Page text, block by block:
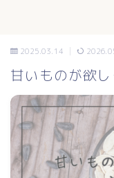
2025.03.14
甘いものが欲